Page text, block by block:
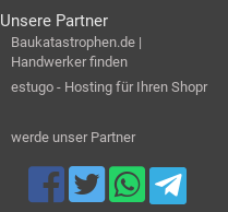
Unsere Partner
Baukatastrophen.de |
Handwerker finden
estugo - Hosting für Ihren Shopr
werde unser Partner